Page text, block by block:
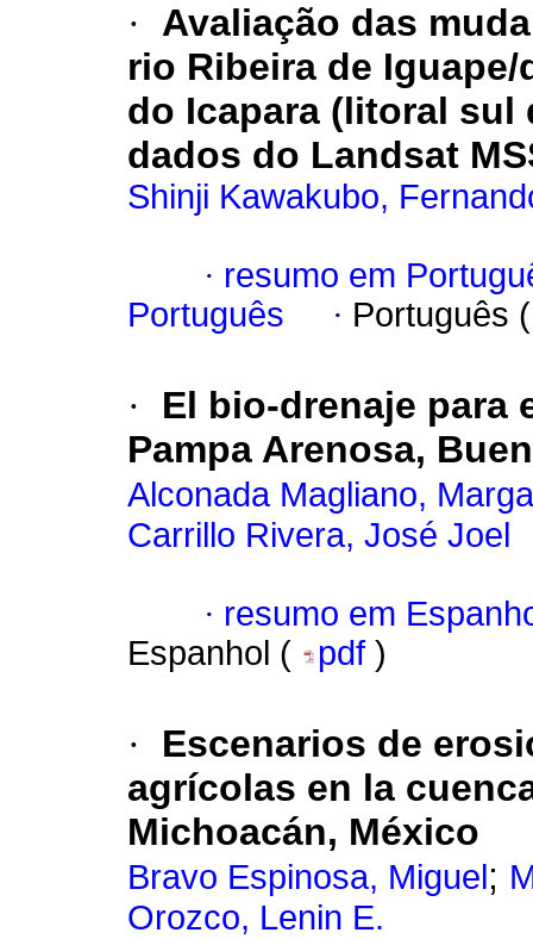
·
Avaliação das
rio Ribeira de
do Icapara (litoral sul
dados do Landsat
Shinji Kawakubo,
· resumo em
Português
· Português
·
El bio-drenaje para
Pampa Arenosa,
Alconada Magliano,
Carrillo Rivera, José Joel
· resumo em
Espanhol (
pdf )
·
Escenarios de
agrícolas en la
Michoacán, México
Bravo Espinosa, Miguel ;
Orozco, Lenin E.